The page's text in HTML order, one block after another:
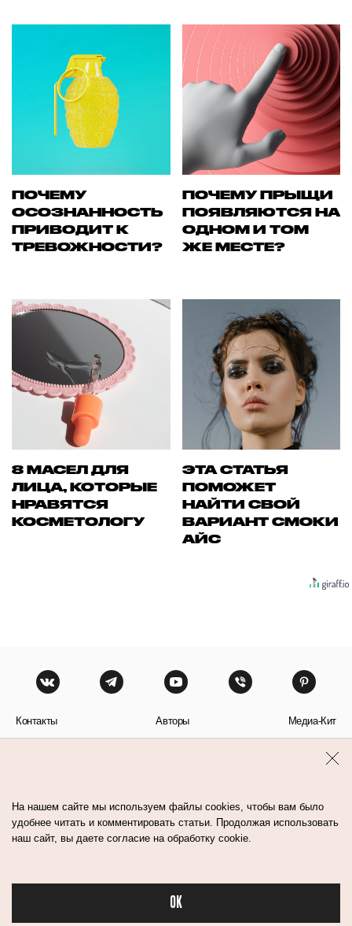
ПОЧЕМУ
ОСОЗНАННОСТЬ
ПРИВОДИТ К
ТРЕВОЖНОСТИ?
ПОЧЕМУ ПРЫЩИ
ПОЯВЛЯЮТСЯ НА
ОДНОМ И ТОМ
ЖЕ МЕСТЕ?
8 МАСЕЛ ДЛЯ
ЛИЦА, КОТОРЫЕ
НРАВЯТСЯ
КОСМЕТОЛОГУ
ЭТА СТАТЬЯ
ПОМОЖЕТ
НАЙТИ СВОЙ
ВАРИАНТ СМОКИ
АЙС
Контакты Авторы Медиа-Кит
На нашем сайте мы используем файлы cookies, чтобы вам было
удобнее читать и комментировать статьи. Продолжая использовать
наш сайт, вы даете согласие на обработку cookie.
OK